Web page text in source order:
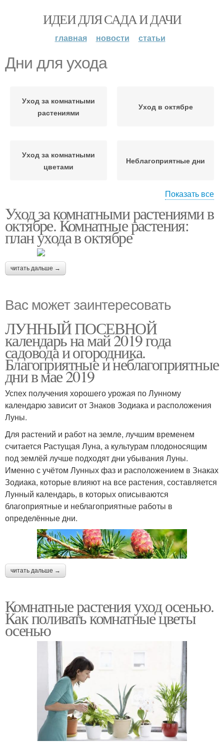
ИДЕИ ДЛЯ САДА И ДАЧИ
главная новости статьи
Дни для ухода
Уход за комнатными
растениями
Уход в октябре
Уход за комнатными
цветами
Неблагоприятные дни
Дни для пересадки
Показать все
Уход за комнатными растениями в
октябре. Комнатные растения:
план ухода в октябре
читать дальше →
Вас может заинтересовать
ЛУННЫЙ ПОСЕВНОЙ
календарь на май 2019 года
садовода и огородника.
Благоприятные и неблагоприятные
дни в мае 2019
Успех получения хорошего урожая по Лунному
календарю зависит от Знаков Зодиака и расположения
Луны.
Для растений и работ на земле, лучшим временем
считается Растущая Луна, а культурам плодоносящим
под землёй лучше подходят дни убывания Луны.
Именно с учётом Лунных фаз и расположением в Знаках
Зодиака, которые влияют на все растения, составляется
Лунный календарь, в которых описываются
благоприятные и неблагоприятные работы в
определённые дни.
читать дальше →
Комнатные растения уход осенью.
Как поливать комнатные цветы
осенью